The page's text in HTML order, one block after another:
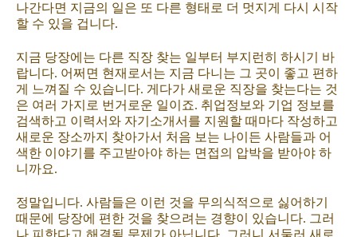
나간다면 지금의 일은 또 다른 형태로 더 멋지게 다시 시작
할 수 있을 겁니다.
지금 당장에는 다른 직장 찾는 일부터 부지런히 하시기 바
랍니다. 어쩌면 현재로서는 지금 다니는 그 곳이 좋고 편하
게 느껴질 수 있습니다. 게다가 새로운 직장을 찾는다는 것
은 여러 가지로 번거로운 일이죠. 취업정보와 기업 정보를
검색하고 이력서와 자기소개서를 지원할 때마다 작성하고
새로운 장소까지 찾아가서 처음 보는 나이든 사람들과 어
색한 이야기를 주고받아야 하는 면접의 압박을 받아야 하
니까요.
정말입니다. 사람들은 이런 것을 무의식적으로 싫어하기
때문에 당장에 편한 것을 찾으려는 경향이 있습니다. 그러
나 피한다고 해결될 문제가 아닙니다. 그러니 서둘러 새로